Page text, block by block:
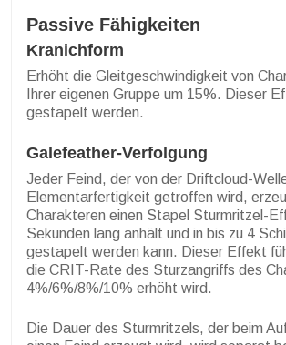
Passive Fähigkeiten
Kranichform
Erhöht die Gleitgeschwindigkeit von
Ihrer eigenen Gruppe um 15%. Dieser
gestapelt werden.
Galefeather-Verfolgung
Jeder Feind, der von der Driftcloud-
Elementarfertigkeit getroffen wird,
Charakteren einen Stapel Sturmritzel-
Sekunden lang anhält und in bis zu 4
gestapelt werden kann. Dieser Effekt
die CRIT-Rate des Sturzangriffs des
4%/6%/8%/10% erhöht wird.
Die Dauer des Sturmritzels, der beim